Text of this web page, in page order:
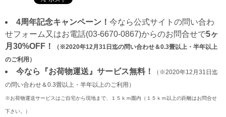
4周年記念キャンペーン！ 今なら公式サイトの問い合わ
せフォーム又はお電話(03-6670-0867)からのお問合せで5ヶ
月30%OFF！
（※2020年12月31日迄の問い合わせ＆0.3畳以上・半年以上
のご利用）
今なら『お荷物運送』サービス無料！
（※2020年12月31日迄
の問い合わせ＆0.3畳以上・半年以上のご利用）
※お荷物運送サービスはご自宅から現地まで、１５ｋｍ圏内（１５ｋｍ以上の距離はお問合せ
下さい。）